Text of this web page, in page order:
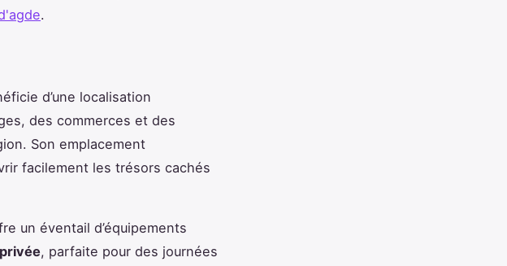
.
d’une localisation
des commerces et des
Son emplacement
facilement les trésors cachés
un éventail d’équipements
, parfaite pour des journées